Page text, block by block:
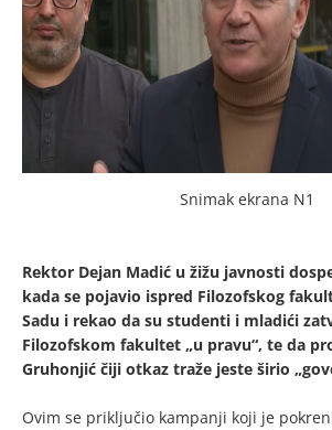
Snimak ekrana N1
Rektor Dejan Madić u žižu javnosti
kada se pojavio ispred Filozofskog
Sadu i rekao da su studenti i mladići
Filozofskom fakultet „u pravu“, te da
Gruhonjić čiji otkaz traže jeste širio
Ovim se priključio kampanji koji je